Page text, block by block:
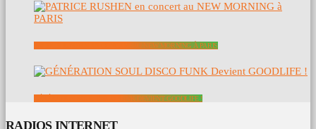
PATRICE RUSHEN EN CONCERT AU NEW MORNING À PARIS
GÉNÉRATION SOUL DISCO FUNK DEVIENT GOODLIFE !
RADIOS INTERNET